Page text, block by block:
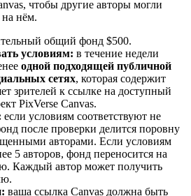
чтобы другие авторы могли
на нём.
общий фонд $500.
условиям: в течение недели
одной подходящей публичной
сетях, которая содержит
зрителей к ссылке на доступный
PixVerse Canvas.
если условиям соответствуют не
после проверки делится поровну
авторами. Если условиям
5 авторов, фонд переносится на
Каждый автор может получить
ваша ссылка Canvas должна быть